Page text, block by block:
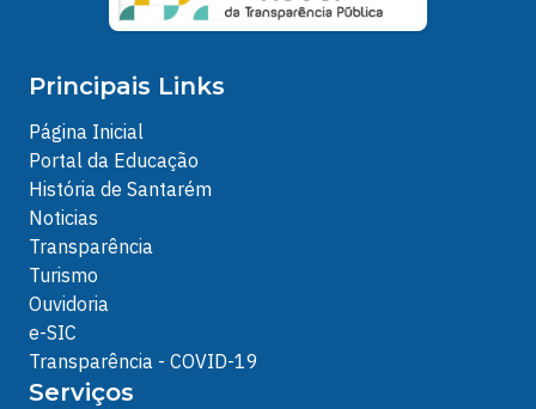
Principais Links
Página Inicial
Portal da Educação
História de Santarém
Noticias
Transparência
Turismo
Ouvidoria
e-SIC
Transparência - COVID-19
Serviços